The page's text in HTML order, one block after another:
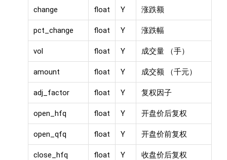
change float Y 涨跌额
pct_change float Y 涨跌幅
vol float Y 成交量 （手）
amount float Y 成交额 （千元）
adj_factor float Y 复权因子
open_hfq float Y 开盘价后复权
open_qfq float Y 开盘价前复权
close_hfq float Y 收盘价后复权